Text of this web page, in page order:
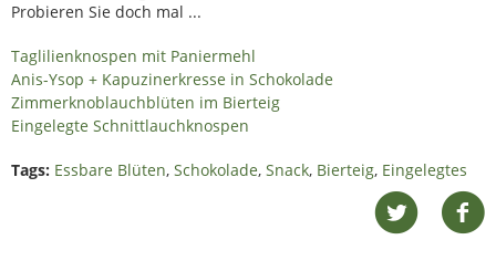
Probieren Sie doch mal ...
Taglilienknospen mit Paniermehl
Anis-Ysop + Kapuzinerkresse in Schokolade
Zimmerknoblauchblüten im Bierteig
Eingelegte Schnittlauchknospen
Tags: Essbare Blüten, Schokolade, Snack, Bierteig, Eingelegtes